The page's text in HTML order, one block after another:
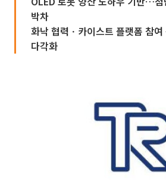
박차
화낙 협력ㆍ카이스트 플랫폼 참
다각화